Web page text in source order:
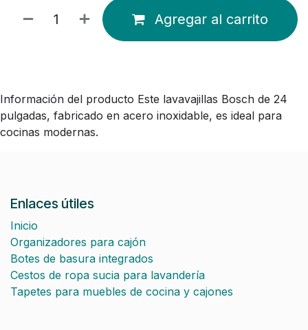
Agregar al carrito
Información del producto Este lavavajillas Bosch de 24
pulgadas, fabricado en acero inoxidable, es ideal para
cocinas modernas.
Enlaces útiles
Inicio
Organizadores para cajón
Botes de basura integrados
Cestos de ropa sucia para lavandería
Tapetes para muebles de cocina y cajones